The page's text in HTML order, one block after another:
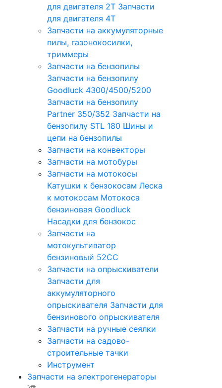
для двигателя 2Т Запчасти
для двигателя 4Т
Запчасти на аккумуляторные
пилы, газонокосилки,
триммеры
Запчасти на бензопилы
Запчасти на бензопилу
Goodluck 4300/4500/5200
Запчасти на бензопилу
Partner 350/352 Запчасти на
бензопилу STL 180 Шины и
цепи на бензопилы
Запчасти на конвекторы
Запчасти на мотобуры
Запчасти на мотокосы
Катушки к бензокосам Леска
к мотокосам Мотокоса
бензиновая Goodluck
Насадки для бензокос
Запчасти на
мотокультиватор
бензиновый 52СС
Запчасти на опрыскиватели
Запчасти для
аккумуляторного
опрыскивателя Запчасти для
бензинового опрыскивателя
Запчасти на ручные сеялки
Запчасти на садово-
строительные тачки
Инструмент
Запчасти на электрогенераторы